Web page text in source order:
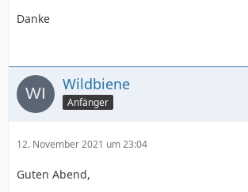
Danke
Wildbiene
Anfänger
12. November 2021 um 23:04
Guten Abend,